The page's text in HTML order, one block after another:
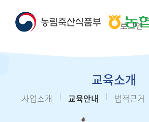
로그인
교육소개
사업소개 교육안내 법적근거